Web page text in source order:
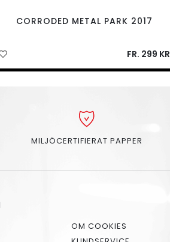
CORRODED METAL PARK 2017
FR. 299 KR
MILJÖCERTIFIERAT PAPPER
OM COOKIES